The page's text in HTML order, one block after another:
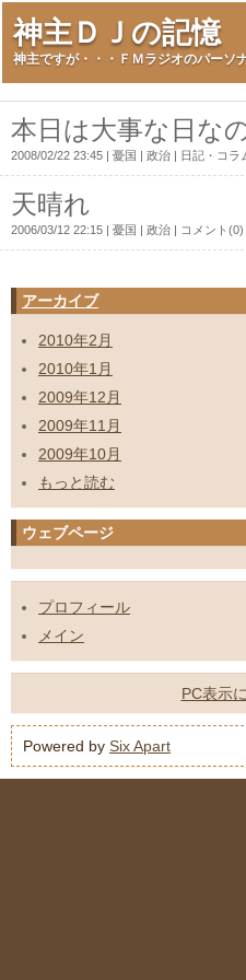
神主ＤＪの記憶
神主ですが・・・ＦＭラジオのパーソ
本日は大事な日な
2008/02/22 23:45 憂国 政治 日記・コラ
天晴れ
2006/03/12 22:15 憂国 政治 コメント(0)
アーカイブ
2010年2月
2010年1月
2009年12月
2009年11月
2009年10月
もっと読む
ウェブページ
プロフィール
メイン
PC表示
Powered by Six Apart